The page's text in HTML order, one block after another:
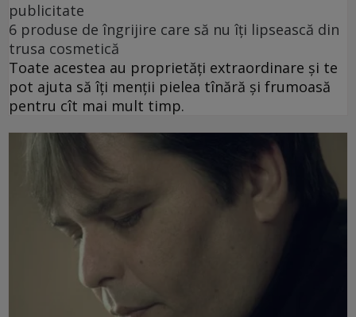
publicitate
6 produse de îngrijire care să nu îți lipsească din
trusa cosmetică
Toate acestea au proprietăți extraordinare și te
pot ajuta să îți menții pielea tînără și frumoasă
pentru cît mai mult timp.